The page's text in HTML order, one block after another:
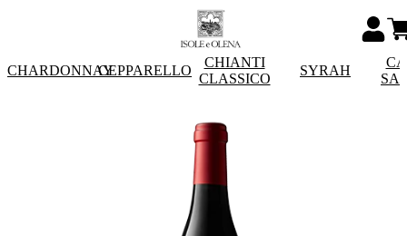
CHARDONNAYCEPPARELLO
CHIANTI
CLASSICO
SYRAH